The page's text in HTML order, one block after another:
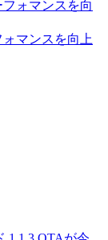
ォマンスを向上